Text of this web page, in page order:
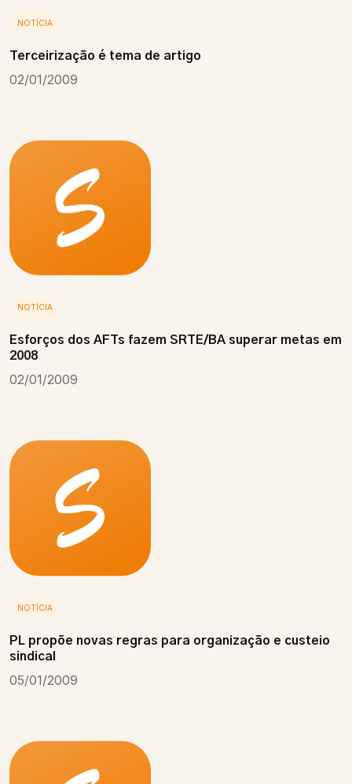
NOTÍCIA
Terceirização é tema de artigo
02/01/2009
NOTÍCIA
Esforços dos AFTs fazem SRTE/BA superar metas em
2008
02/01/2009
NOTÍCIA
PL propõe novas regras para organização e custeio
sindical
05/01/2009